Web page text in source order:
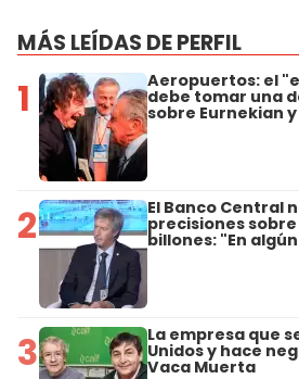
MÁS LEÍDAS DE PERFIL
1 Aeropuertos: el
debe tomar una
sobre Eurnekian
2 El Banco Central
precisiones
billones: "En
3 La empresa que
Unidos y hace
Vaca Muerta